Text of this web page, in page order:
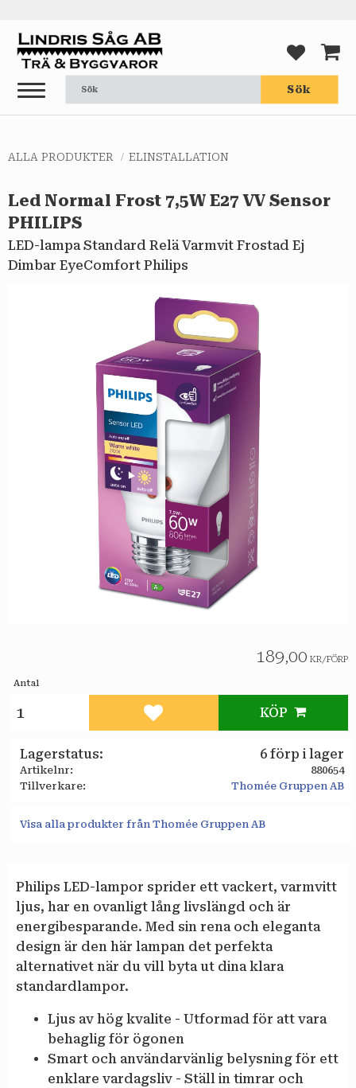
Meny
Sök
ALLA PRODUKTER ELINSTALLATION
Led Normal Frost 7,5W E27 VV Sensor
PHILIPS
LED-lampa Standard Relä Varmvit Frostad Ej
Dimbar EyeComfort Philips
189,00 KR/FÖRP
Antal
KÖP
Lägg till i favoriter
Lagerstatus 6 förp i lager
Artikelnr
880654
Tillverkare
Thomée Gruppen AB
Visa alla produkter från Thomée Gruppen AB
Philips LED-lampor sprider ett vackert, varmvitt
ljus, har en ovanligt lång livslängd och är
energibesparande. Med sin rena och eleganta
design är den här lampan det perfekta
alternativet när du vill byta ut dina klara
standardlampor.
Ljus av hög kvalite - Utformad för att vara
behaglig för ögonen
Smart och användarvänlig belysning för ett
enklare vardagsliv - Ställ in timrar och